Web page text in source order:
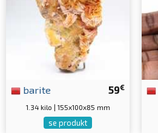
59€
barite
1.34 kilo | 155x100x85 mm
se produkt